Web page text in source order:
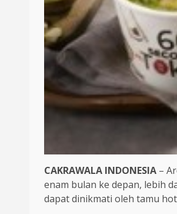
CAKRAWALA INDONESIA –
enam bulan ke depan, lebih
dapat dinikmati oleh tamu